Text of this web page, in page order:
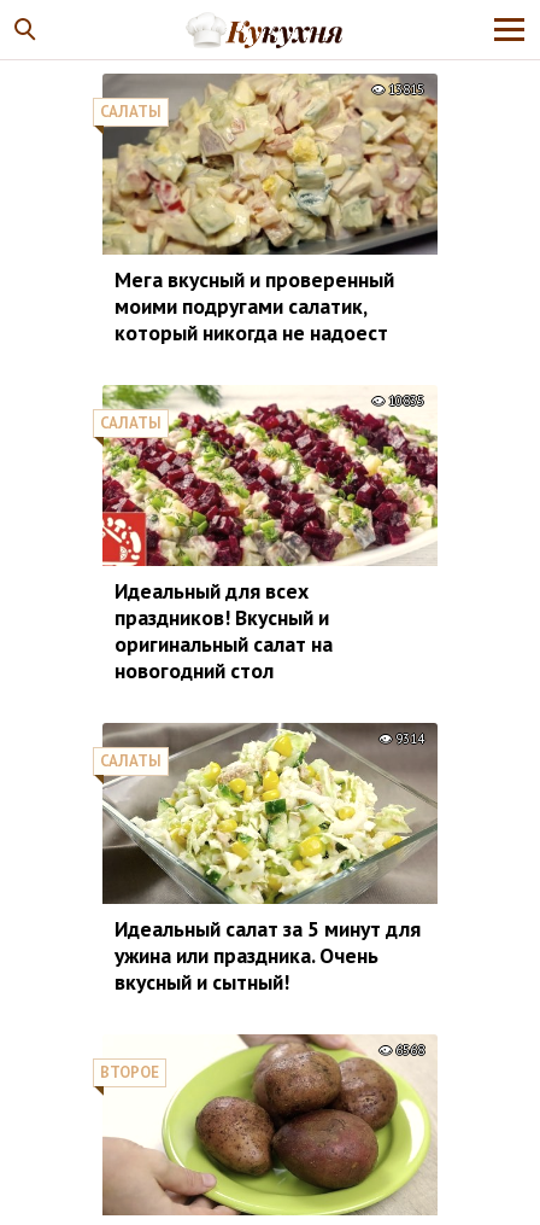
САЛАТЫ
13815
Мега вкусный и проверенный
моими подругами салатик,
который никогда не надоест
САЛАТЫ
10835
Идеальный для всех
праздников! Вкусный и
оригинальный салат на
новогодний стол
САЛАТЫ
9314
Идеальный салат за 5 минут для
ужина или праздника. Очень
вкусный и сытный!
ВТОРОЕ
6568